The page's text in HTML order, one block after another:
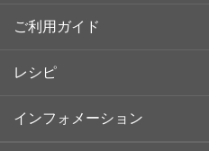
ご利用ガイド
レシピ
インフォメーション